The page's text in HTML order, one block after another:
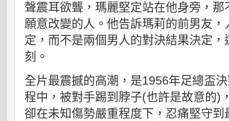
聲震耳欲聾，瑪麗堅定站在他身旁，
願意改變的人。他告訴瑪莉的前男友
定，而不是兩個男人的對決結果決定
刻。
全片最震撼的高潮，是1956年足總盃
程中，被對手踢到脖子(也許是故意的)
卻在未知傷勢嚴重程度下，忍痛堅守